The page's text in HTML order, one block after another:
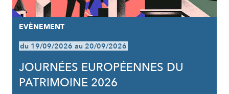
EVÈNEMENT
du 19/09/2026 au 20/09/2026
JOURNÉES EUROPÉENNES DU
PATRIMOINE 2026